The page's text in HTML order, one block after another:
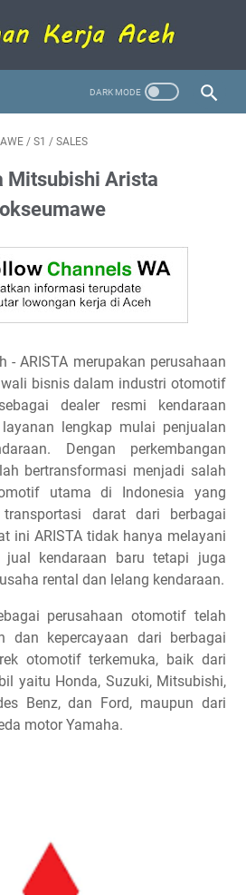
/ S1 / SALES
Mitsubishi Arista
- ARISTA merupakan perusahaan
bisnis dalam industri otomotif
dealer resmi kendaraan
lengkap mulai penjualan
Dengan perkembangan
bertransformasi menjadi salah
utama di Indonesia yang
darat dari berbagai
ini ARISTA tidak hanya melayani
jual kendaraan baru tetapi juga
rental dan lelang kendaraan.
perusahaan otomotif telah
dan kepercayaan dari berbagai
otomotif terkemuka, baik dari
yaitu Honda, Suzuki, Mitsubishi,
Benz, dan Ford, maupun dari
motor Yamaha.